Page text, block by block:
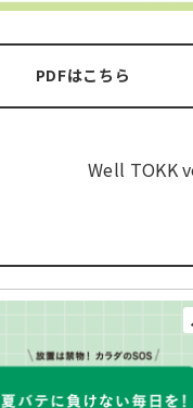
PDFはこちら
Well TOKK